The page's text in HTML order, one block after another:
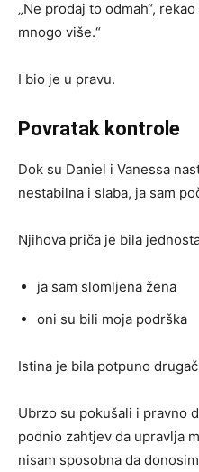
„Ne prodaj to odmah“,
mnogo više.“
I bio je u pravu.
Povratak kontrole
Dok su Daniel i Vanessa
nestabilna i slaba, ja sam
Njihova priča je bila
ja sam slomljena žena
oni su bili moja podrška
Istina je bila potpuno
Ubrzo su pokušali i pravno
podnio zahtjev da upravlja
nisam sposobna da